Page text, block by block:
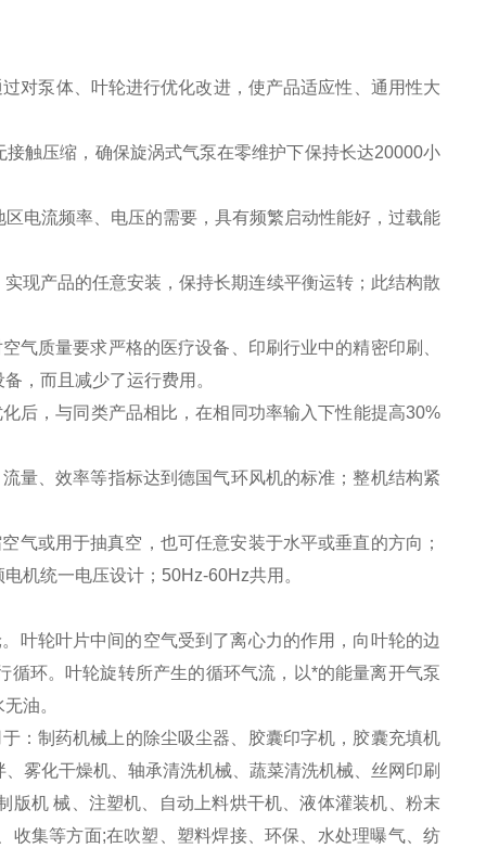
对泵体、叶轮进行优化改进，使产品适应性、通用性大
触压缩，确保旋涡式气泵在零维护下保持长达20000小
电流频率、电压的需要，具有频繁启动性能好，过载能
现产品的任意安装，保持长期连续平衡运转；此结构散
气质量要求严格的医疗设备、印刷行业中的精密印刷、
，而且减少了运行费用。
后，与同类产品相比，在相同功率输入下性能提高30%
量、效率等指标达到德国气环风机的标准；整机结构紧
气或用于抽真空，也可任意安装于水平或垂直的方向；
机统一电压设计；50Hz-60Hz共用。
叶轮叶片中间的空气受到了离心力的作用，向叶轮的边
环。叶轮旋转所产生的循环气流，以*的能量离开气泵
油。
：制药机械上的除尘吸尘器、胶囊印字机，胶囊充填机
雾化干燥机、轴承清洗机械、蔬菜清洗机械、丝网印刷
机 械、注塑机、自动上料烘干机、液体灌装机、粉末
收集等方面;在吹塑、塑料焊接、环保、水处理曝气、纺